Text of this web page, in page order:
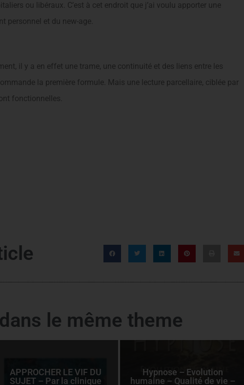
ou libéraux. C’est à cet endroit que j’ai voulu apporter une
personnel et du new-age.
il y a en effet une trame, une continuité et des liens entre les
la première formule. Mais une lecture parcellaire, ciblée par
fonctionnelles.
le même theme
APPROCHER LE VIF DU
SUJET – Par la clinique
Hypnose – Evolution
humaine – Qualité de vie –